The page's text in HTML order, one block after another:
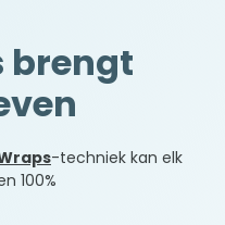
brengt
-techniek kan elk
100%